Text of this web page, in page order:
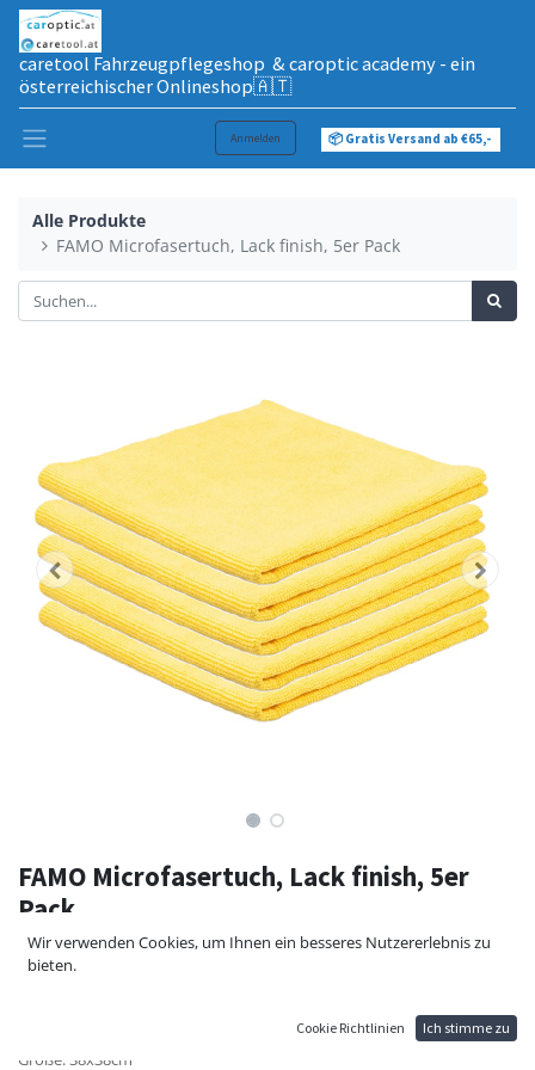
caretool Fahrzeugpflegeshop & caroptic academy - ein
österreichischer Onlineshop🇦🇹
Anmelden 📦 Gratis Versand ab €65,-
Alle Produkte
FAMO Microfasertuch, Lack finish, 5er Pack
FAMO Microfasertuch, Lack finish, 5er
Pack
Speziell für die Fahrzeugaufbereitung angefertigtes weiches Tuch, zum
Abpolieren feinster Polituren und Versiegelungen. Keine Naht und
Größe: 38x38cm
Wir verwenden Cookies, um Ihnen ein besseres Nutzererlebnis zu
bieten.
Cookie Richtlinien Ich stimme zu